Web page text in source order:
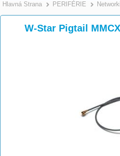
Hlavná Strana >
PERIFÉRIE
W-Star Pigtail